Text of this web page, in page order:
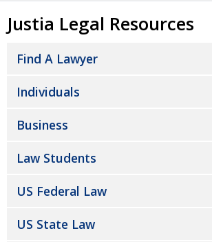
Justia Legal Resources
Find A Lawyer
Individuals
Business
Law Students
US Federal Law
US State Law